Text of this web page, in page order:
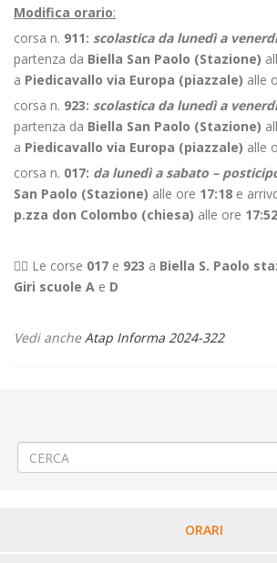
Modifica orario:
corsa n. 911: scolastica da lunedì a
partenza da Biella San Paolo (Stazione)
a Piedicavallo via Europa (piazzale) alle
corsa n. 923: scolastica da lunedì a
partenza da Biella San Paolo (Stazione)
a Piedicavallo via Europa (piazzale) alle
corsa n. 017: da lunedì a sabato –
San Paolo (Stazione) alle ore 17:18 e
p.zza don Colombo (chiesa) alle ore
👉🏻 Le corse 017 e 923 a Biella S. Paolo
Giri scuole A e D
Vedi ancheAtap Informa 2024-322
ORARI